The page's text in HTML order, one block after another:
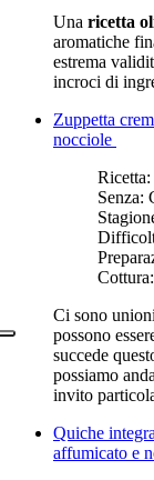
Una ricetta
aromatiche
estrema
incroci di
Zuppetta
nocciole
Ricetta:
Senza:
Cottura:
Ci sono
possono
succede
possiamo
invito
Quiche
affumicato e